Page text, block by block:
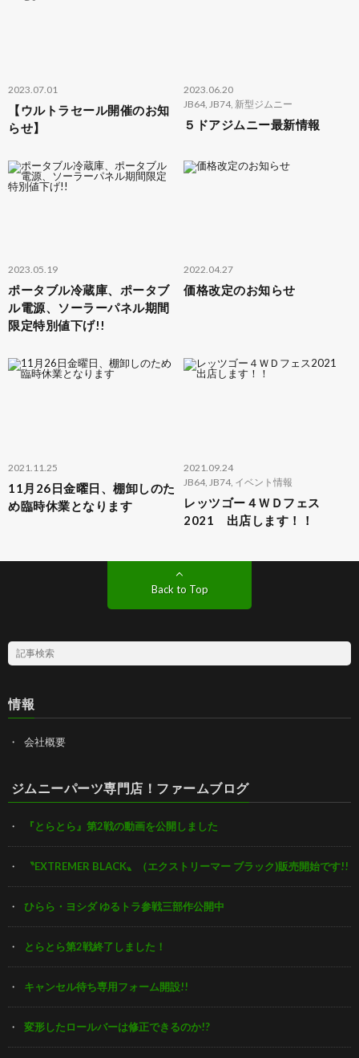
2023.07.01
【ウルトラセール開催のお知
らせ】
2023.06.20
JB64, JB74, 新型ジムニー
５ドアジムニー最新情報
2023.05.19
ポータブル冷蔵庫、ポータブ
ル電源、ソーラーパネル期間
限定特別値下げ!!
2022.04.27
価格改定のお知らせ
2021.11.25
11月26日金曜日、棚卸しのた
め臨時休業となります
2021.09.24
JB64, JB74, イベント情報
レッツゴー４ＷＤフェス
2021 出店します！！
Back to Top
情報
会社概要
ジムニーパーツ専門店！ファームブログ
『とらとら』第2戦の動画を公開しました
〝EXTREMER BLACK〟（エクストリーマー ブラック)販売開始です!!
ひらら・ヨシダ ゆるトラ参戦三部作公開中
とらとら第2戦終了しました！
キャンセル待ち専用フォーム開設!!
変形したロールバーは修正できるのか!?